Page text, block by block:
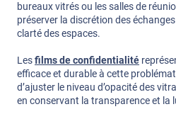
bureaux vitrés ou les salles de
préserver la discrétion des
clarté des espaces.
Lesfilms de confidentialité
efficace et durable à cette
d’ajuster le niveau d’opacité des
en conservant la transparence et la